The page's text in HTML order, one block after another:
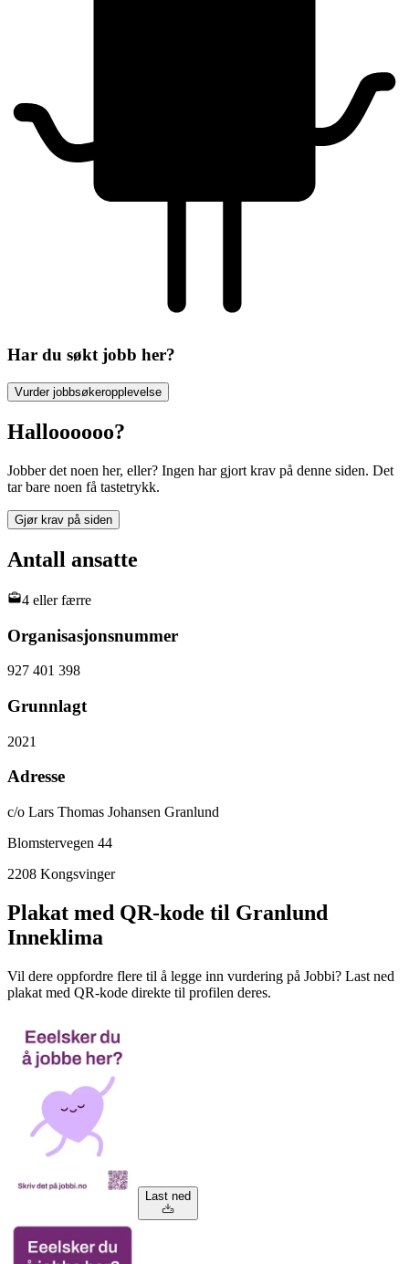
Har du søkt jobb her?
Vurder jobbsøkeropplevelse
Halloooooo?
Jobber det noen her, eller? Ingen har gjort krav på denne siden. Det
tar bare noen få tastetrykk.
Gjør krav på siden
Antall ansatte
4 eller færre
Organisasjonsnummer
927 401 398
Grunnlagt
2021
Adresse
c/o Lars Thomas Johansen Granlund
Blomstervegen 44
2208 Kongsvinger
Plakat med QR-kode til Granlund
Inneklima
Vil dere oppfordre flere til å legge inn vurdering på Jobbi? Last ned
plakat med QR-kode direkte til profilen deres.
Last ned